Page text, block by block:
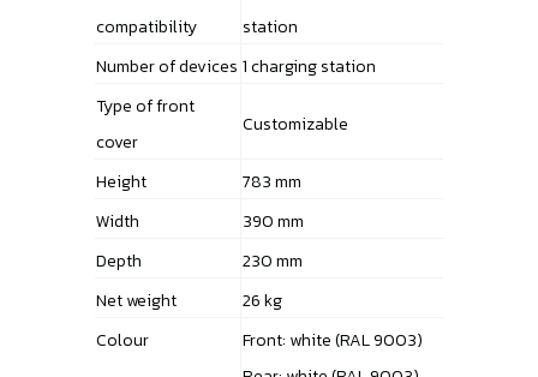
compatibility
station
Number of devices 1 charging station
Type of front
cover
Customizable
Height
783 mm
Width
390 mm
Depth
230 mm
Net weight
26 kg
Colour
Front: white (RAL 9003)